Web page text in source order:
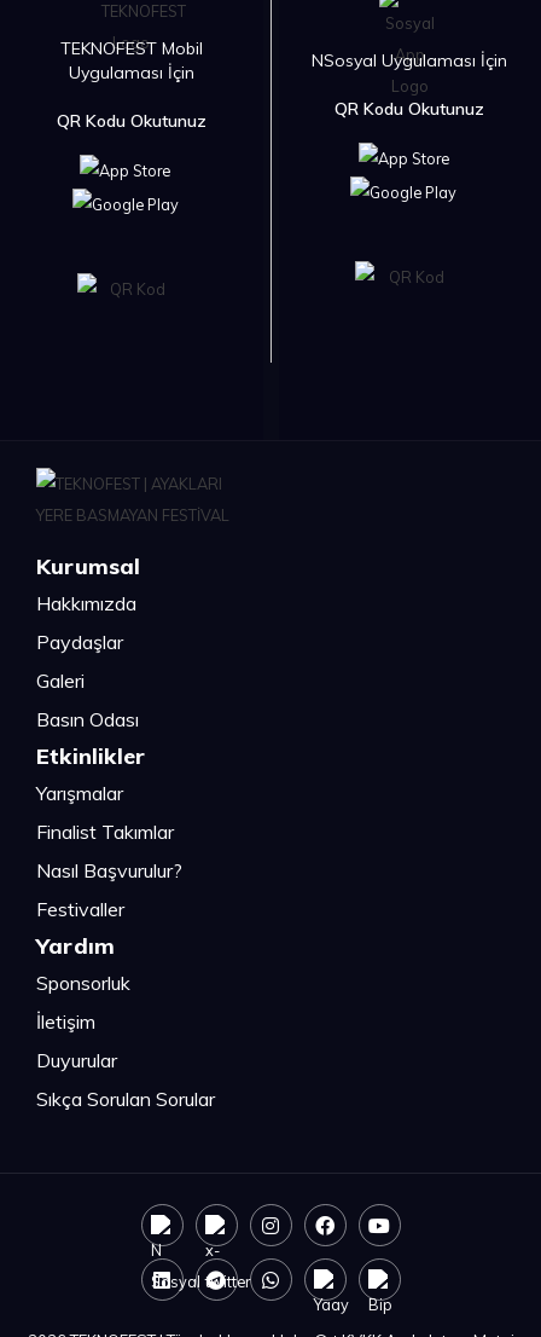
TEKNOFEST Mobil
Uygulaması İçin
QR Kodu Okutunuz
NSosyal Uygulaması İçin
QR Kodu Okutunuz
Kurumsal
Hakkımızda
Paydaşlar
Galeri
Basın Odası
Etkinlikler
Yarışmalar
Finalist Takımlar
Nasıl Başvurulur?
Festivaller
Yardım
Sponsorluk
İletişim
Duyurular
Sıkça Sorulan Sorular